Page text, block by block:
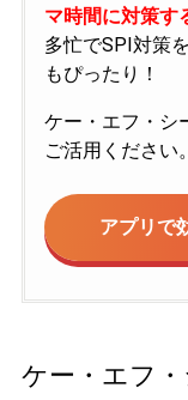
マ時間に対策す
多忙でSPI対策
もぴったり！
ケー・エフ・シ
ご活用ください。
アプリで
ケー・エフ